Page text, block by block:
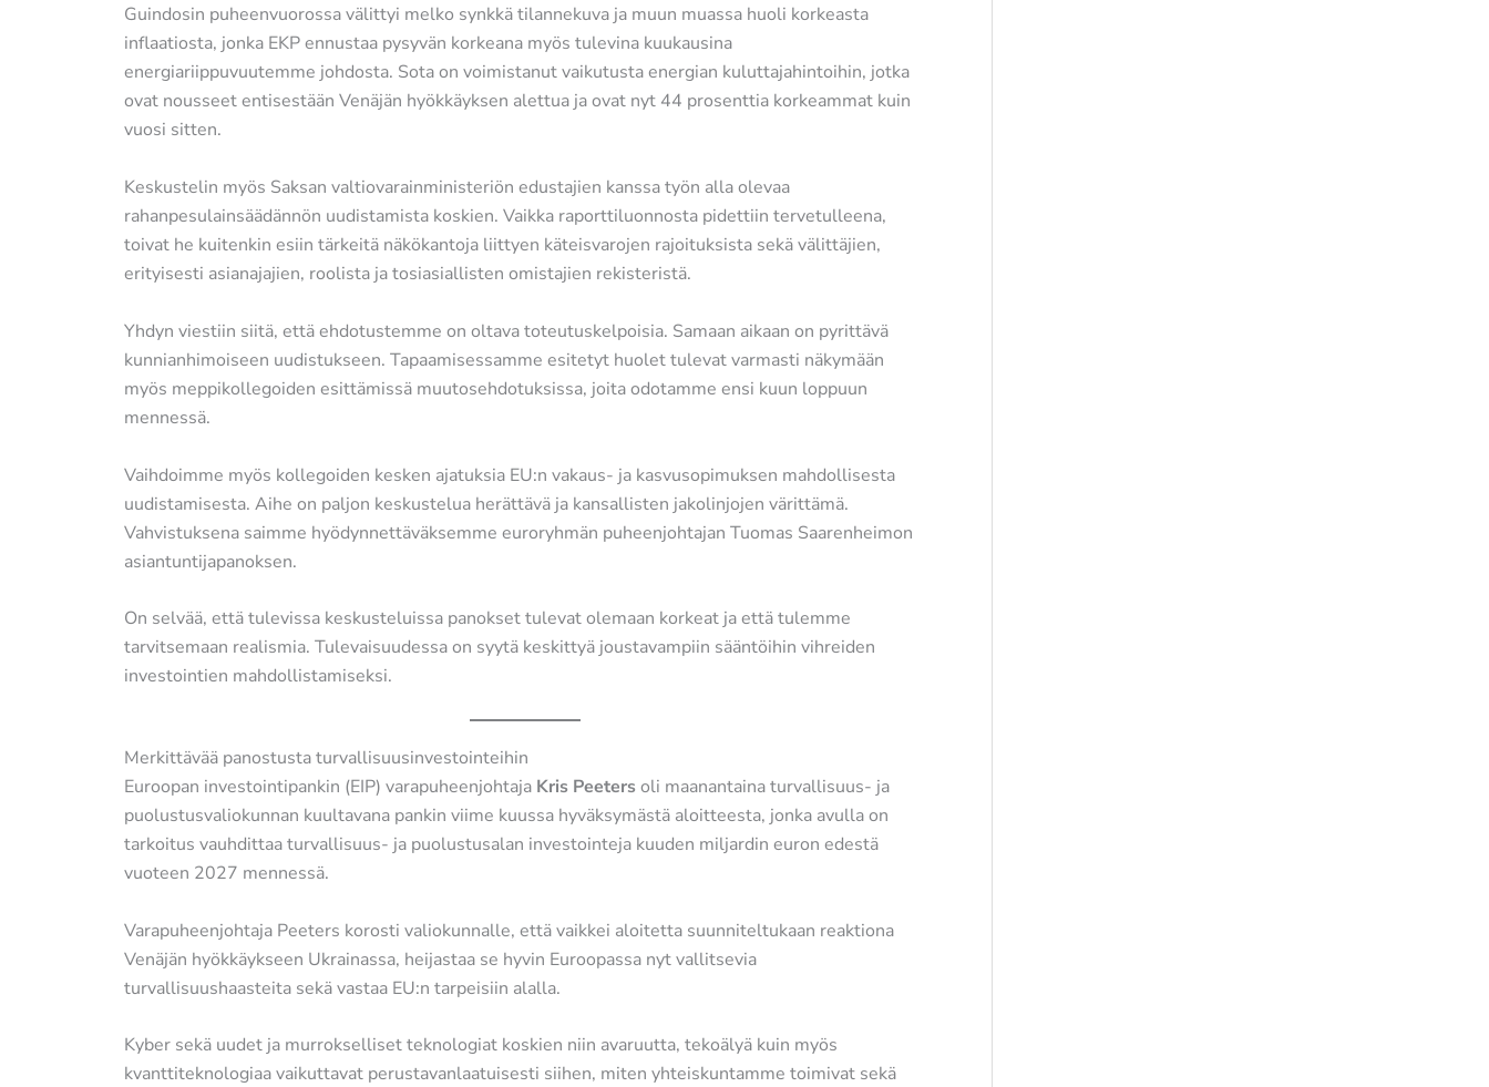
Guindosin puheenvuorossa välittyi melko synkkä tilannekuva ja muun muassa huoli korkeasta
inflaatiosta, jonka EKP ennustaa pysyvän korkeana myös tulevina kuukausina
energiariippuvuutemme johdosta. Sota on voimistanut vaikutusta energian kuluttajahintoihin, jotka
ovat nousseet entisestään Venäjän hyökkäyksen alettua ja ovat nyt 44 prosenttia korkeammat kuin
vuosi sitten.
Keskustelin myös Saksan valtiovarainministeriön edustajien kanssa työn alla olevaa
rahanpesulainsäädännön uudistamista koskien. Vaikka raporttiluonnosta pidettiin tervetulleena,
toivat he kuitenkin esiin tärkeitä näkökantoja liittyen käteisvarojen rajoituksista sekä välittäjien,
erityisesti asianajajien, roolista ja tosiasiallisten omistajien rekisteristä.
Yhdyn viestiin siitä, että ehdotustemme on oltava toteutuskelpoisia. Samaan aikaan on pyrittävä
kunnianhimoiseen uudistukseen. Tapaamisessamme esitetyt huolet tulevat varmasti näkymään
myös meppikollegoiden esittämissä muutosehdotuksissa, joita odotamme ensi kuun loppuun
mennessä.
Vaihdoimme myös kollegoiden kesken ajatuksia EU:n vakaus- ja kasvusopimuksen mahdollisesta
uudistamisesta. Aihe on paljon keskustelua herättävä ja kansallisten jakolinjojen värittämä.
Vahvistuksena saimme hyödynnettäväksemme euroryhmän puheenjohtajan Tuomas Saarenheimon
asiantuntijapanoksen.
On selvää, että tulevissa keskusteluissa panokset tulevat olemaan korkeat ja että tulemme
tarvitsemaan realismia. Tulevaisuudessa on syytä keskittyä joustavampiin sääntöihin vihreiden
investointien mahdollistamiseksi.
Merkittävää panostusta turvallisuusinvestointeihin
Euroopan investointipankin (EIP) varapuheenjohtaja Kris Peetersoli maanantaina turvallisuus- ja
puolustusvaliokunnan kuultavana pankin viime kuussa hyväksymästä aloitteesta, jonka avulla on
tarkoitus vauhdittaa turvallisuus- ja puolustusalan investointeja kuuden miljardin euron edestä
vuoteen 2027 mennessä.
Varapuheenjohtaja Peeters korosti valiokunnalle, että vaikkei aloitetta suunniteltukaan reaktiona
Venäjän hyökkäykseen Ukrainassa, heijastaa se hyvin Euroopassa nyt vallitsevia
turvallisuushaasteita sekä vastaa EU:n tarpeisiin alalla.
Kyber sekä uudet ja murrokselliset teknologiat koskien niin avaruutta, tekoälyä kuin myös
kvanttiteknologiaa vaikuttavat perustavanlaatuisesti siihen, miten yhteiskuntamme toimivat sekä